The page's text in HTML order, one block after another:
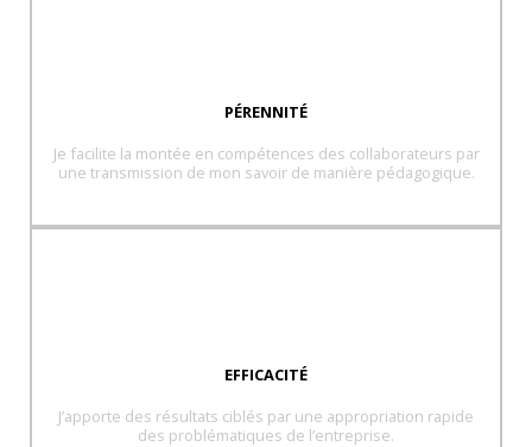
PÉRENNITÉ
Je facilite la montée en compétences des collaborateurs par
une transmission de mon savoir de manière pédagogique.
EFFICACITÉ
J’apporte des résultats ciblés par une appropriation rapide
des problématiques de l’entreprise.